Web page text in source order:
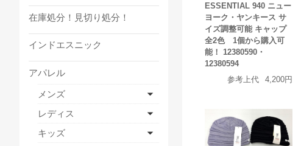
ESSENTIAL 940 ニュー
ヨーク・ヤンキース サ
イズ調整可能 キャップ
全2色 1個から購入可
能！ 12380590・
12380594
参考上代
4,200円
在庫処分！見切り処分！
インドエスニック
アパレル
メンズ
レディス
キッズ